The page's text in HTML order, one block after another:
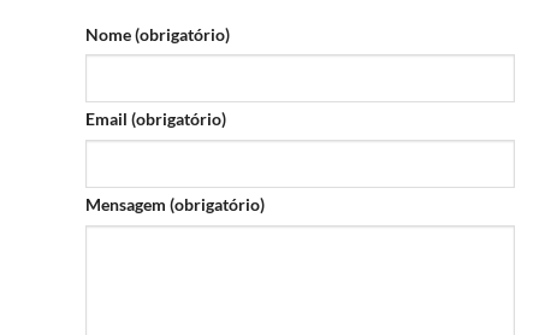
Nome (obrigatório)
Email (obrigatório)
Mensagem (obrigatório)